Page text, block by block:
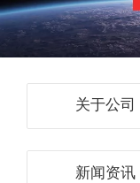
关于公司
新闻资讯